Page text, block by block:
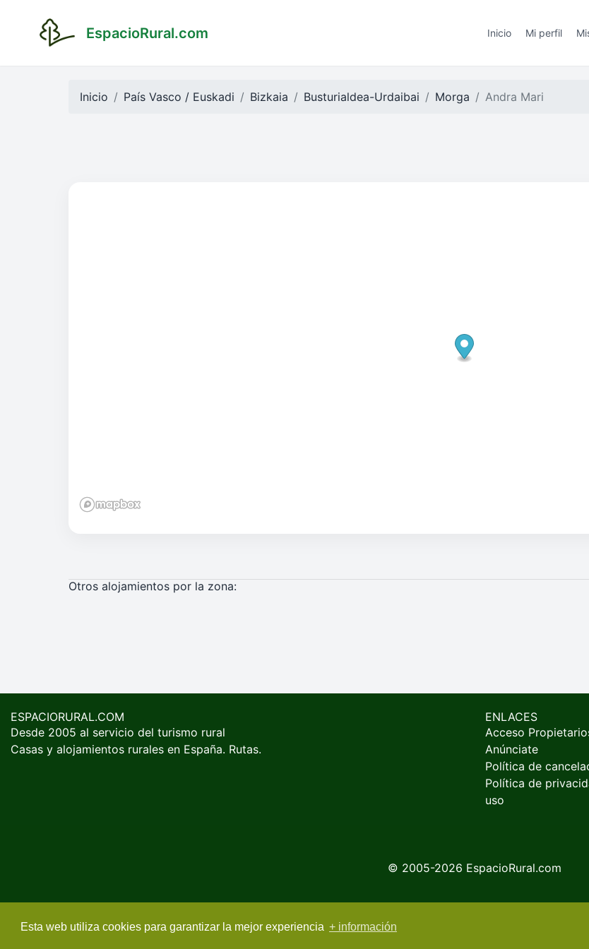
Esta web utiliza cookies para garantizar la mejor experiencia + información
EspacioRural.com Inicio Mi perfil
Inicio País Vasco / Euskadi Bizkaia Busturialdea-Urdaibai Morga Andra Mari
Otros alojamientos por la zona:
ESPACIORURAL.COM
Desde 2005 al servicio del turismo rural
Casas y alojamientos rurales en España. Rutas.
ENLACES
Acceso
Anúnciate
Política de
Política de
uso
© 2005-2026 EspacioRural.com